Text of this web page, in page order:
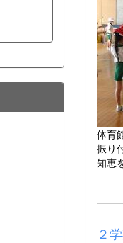
体育
振り
知恵
２